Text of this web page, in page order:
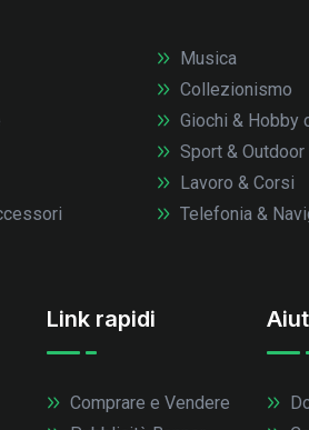
Musica
Collezionismo
Giochi & Hobby
Sport & Outdoor
Lavoro & Corsi
Telefonia &
Link rapidi
Comprare e Vendere